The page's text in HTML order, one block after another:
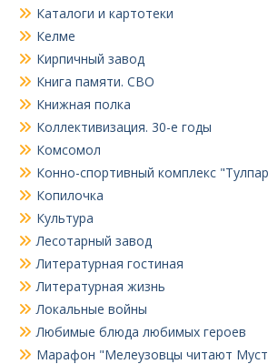
Каталоги и картотеки
Келме
Кирпичный завод
Книга памяти. СВО
Книжная полка
Коллективизация. 30-е годы
Комсомол
Конно-спортивный комплекс
Копилочка
Культура
Лесотарный завод
Литературная гостиная
Литературная жизнь
Локальные войны
Любимые блюда любимых героев
Марафон "Мелеузовцы читают